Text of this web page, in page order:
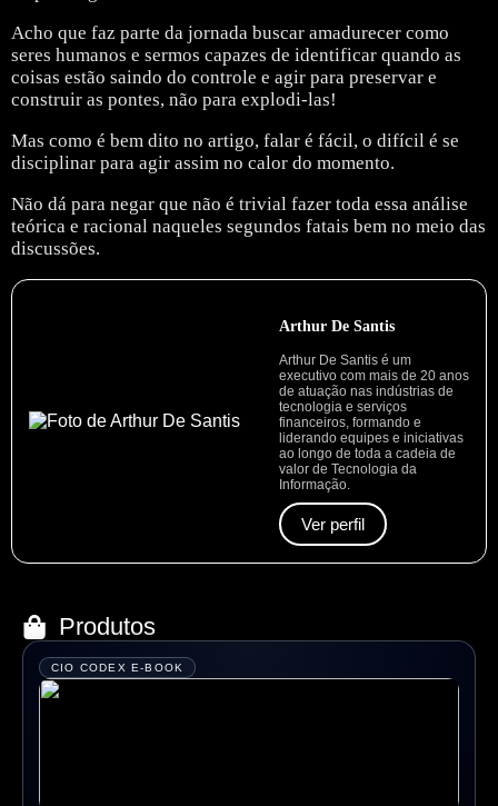
Acho que faz parte da jornada buscar amadurecer como
seres humanos e sermos capazes de identificar quando as
coisas estão saindo do controle e agir para preservar e
construir as pontes, não para explodi-las!
Mas como é bem dito no artigo, falar é fácil, o difícil é se
disciplinar para agir assim no calor do momento.
Não dá para negar que não é trivial fazer toda essa análise
teórica e racional naqueles segundos fatais bem no meio das
discussões.
Arthur De Santis
Arthur De Santis é um
executivo com mais de 20 anos
de atuação nas indústrias de
tecnologia e serviços
financeiros, formando e
liderando equipes e iniciativas
ao longo de toda a cadeia de
valor de Tecnologia da
Informação.
Ver perfil
Produtos
CIO CODEX E-BOOK